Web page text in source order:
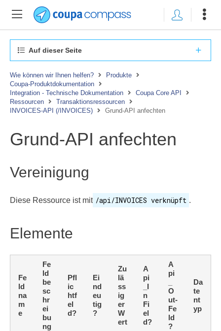
Auf dieser Seite
Wie können wir Ihnen helfen?
Produkte
Coupa-Produktdokumentation
Integration - Technische Dokumentation
Coupa Core API
Ressourcen
Transaktionsressourcen
INVOICES-API (/INVOICES)
Grund-API anfechten
Grund-API anfechten
Vereinigung
Diese Ressource ist mit /api/INVOICES verknüpft .
Elemente
Fe
ld
na
m
e
Fe
ld
be
sc
hr
ei
bu
ng
Pfl
ic
htf
el
d?
Ei
nd
eu
tig
?
Zu
lä
ss
ig
er
W
ert
A
pi
_I
n
Fi
el
d?
A
pi
O
ut-
Fe
ld
?
Da
te
nt
yp